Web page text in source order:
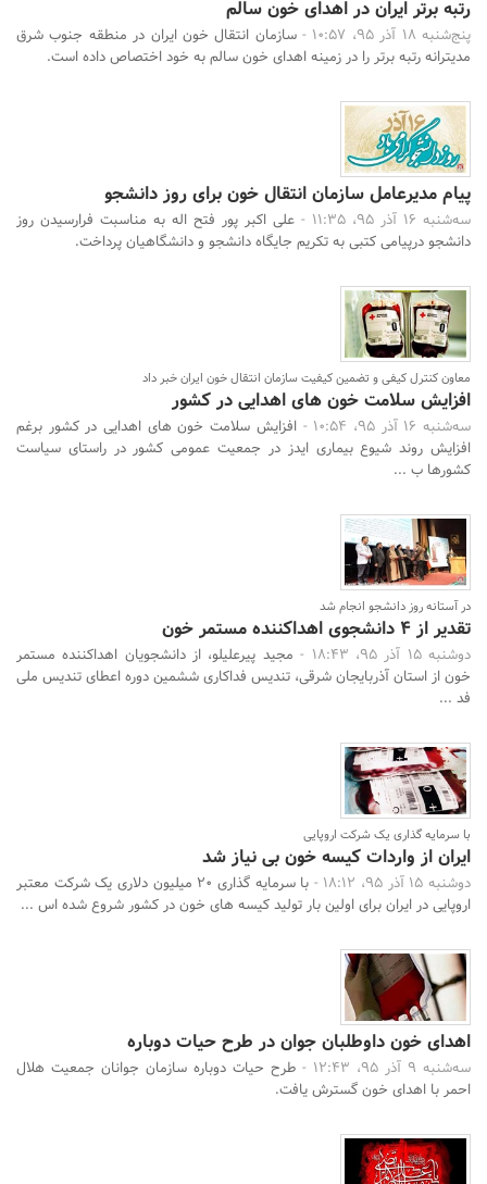
رتبه برتر ایران در اهدای خون سالم
پنج‌شنبه 18 آذر 95، 10:57 -
سازمان انتقال خون ایران در منطقه جنوب شرق
مدیترانه رتبه برتر را در زمینه اهدای خون سالم به خود اختصاص داده است.
پیام مدیرعامل سازمان انتقال خون برای روز دانشجو
سه‌شنبه 16 آذر 95، 11:35 -
علی اکبر پور فتح اله به مناسبت فرارسیدن روز
دانشجو درپیامی کتبی به تکریم جایگاه دانشجو و دانشگاهیان پرداخت.
معاون کنترل کیفی و تضمین کیفیت سازمان انتقال خون ایران خبر داد
افزایش سلامت خون های اهدایی در کشور
سه‌شنبه 16 آذر 95، 10:54 -
افزایش سلامت خون های اهدایی در کشور برغم
افزایش روند شیوع بیماری ایدز در جمعیت عمومی کشور در راستای سیاست
کشورها ب ...
در آستانه روز دانشجو انجام شد
تقدیر از 4 دانشجوی اهداکننده مستمر خون
دوشنبه 15 آذر 95، 18:43 -
مجید پیرعلیلو، از دانشجویان اهداکننده مستمر
خون از استان آذربایجان شرقی، تندیس فداکاری ششمین دوره اعطای تندیس ملی
فد ...
با سرمایه گذاری یک شرکت اروپایی
ایران از واردات کیسه خون بی نیاز شد
دوشنبه 15 آذر 95، 18:12 -
با سرمایه گذاری 20 میلیون دلاری یک شرکت معتبر
اروپایی در ایران برای اولین بار تولید کیسه های خون در کشور شروع شده اس ...
اهدای خون داوطلبان جوان در طرح حیات دوباره
سه‌شنبه 9 آذر 95، 12:43 -
طرح حیات دوباره سازمان جوانان جمعیت هلال
احمر با اهدای خون گسترش یافت.